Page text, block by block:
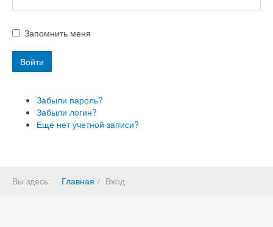
Запомнить меня
Войти
Забыли пароль?
Забыли логин?
Еще нет учетной записи?
Вы здесь: Главная Вход